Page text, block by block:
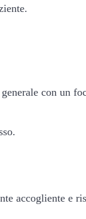
con un
accogliente e